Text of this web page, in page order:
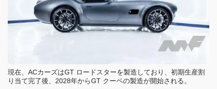
現在、ACカーズはGT ロードスターを製造しており、初期生産割
り当て完了後、2028年からGT クーペの製造が開始される。